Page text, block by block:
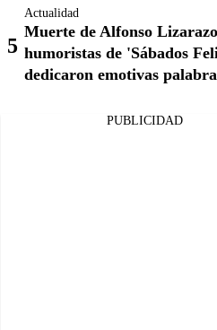
Actualidad
Muerte de Alfonso
humoristas de 'Sábados
dedicaron emotivas
PUBLICIDAD